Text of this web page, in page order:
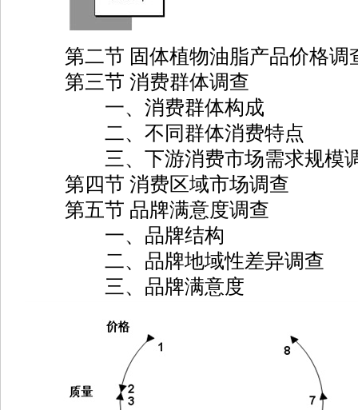
第二节 固体植物油脂产品价格调
第三节 消费群体调查
一、消费群体构成
二、不同群体消费特点
三、下游消费市场需求规模
第四节 消费区域市场调查
第五节 品牌满意度调查
一、品牌结构
二、品牌地域性差异调查
三、品牌满意度